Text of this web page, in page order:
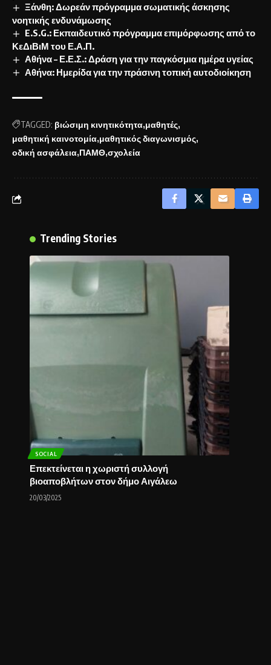
Ξάνθη: Δωρεάν πρόγραμμα σωματικής άσκησης
νοητικής ενδυνάμωσης
E.S.G.: Εκπαιδευτικό πρόγραμμα επιμόρφωσης από το
ΚεΔιΒιΜ του Ε.Α.Π.
Αθήνα – Ε.Ε.Σ.: Δράση για την παγκόσμια ημέρα υγείας
Αθήνα: Ημερίδα για την πράσινη τοπική αυτοδιοίκηση
TAGGED: βιώσιμη κινητικότητα μαθητές
μαθητική καινοτομία μαθητικός διαγωνισμός
οδική ασφάλεια ΠΑΜΘ σχολεία
Trending Stories
SOCIAL
Επεκτείνεται η χωριστή συλλογή
βιοαποβλήτων στον δήμο Αιγάλεω
20/03/2025